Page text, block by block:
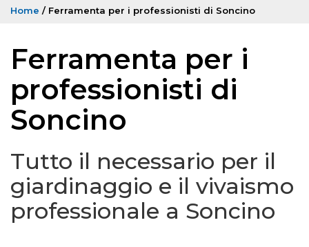
Home / Ferramenta per i professionisti di Soncino
Ferramenta per i
professionisti di
Soncino
Tutto il necessario per il
giardinaggio e il vivaismo
professionale a Soncino